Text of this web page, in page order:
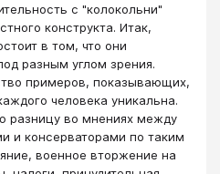
с "колокольни"
конструкта. Итак,
в том, что они
разным углом зрения.
примеров, показывающих,
человека уникальна.
разницу во мнениях между
и консерваторами по таким
военное вторжение на